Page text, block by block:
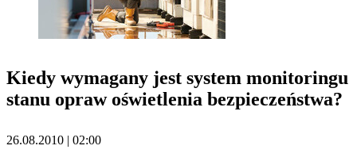
Kiedy wymagany jest system monitoringu
stanu opraw oświetlenia bezpieczeństwa?
26.08.2010 | 02:00